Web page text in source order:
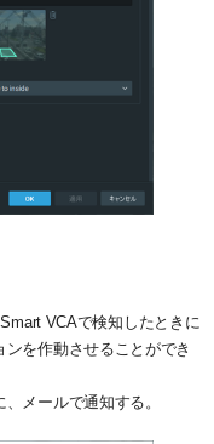
VCAで検知したときに
を作動させることができ
メールで通知する。